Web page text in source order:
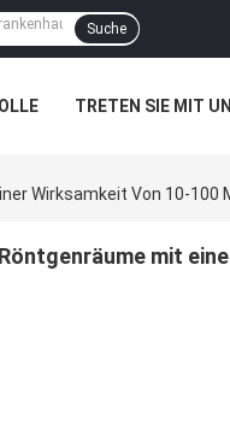
Suche
TRETEN SIE MIT
Wirksamkeit Von 10-100
mit